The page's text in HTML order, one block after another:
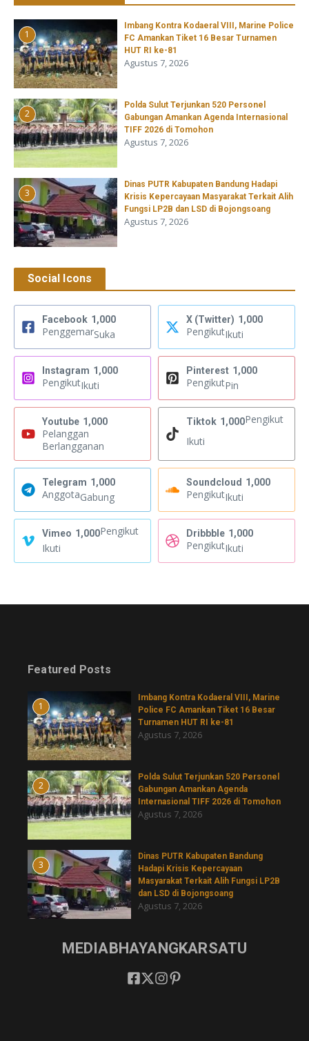
1
Imbang Kontra Kodaeral VIII, Marine Police
FC Amankan Tiket 16 Besar Turnamen
HUT RI ke-81
Agustus 7, 2026
2
​Polda Sulut Terjunkan 520 Personel
Gabungan Amankan Agenda Internasional
TIFF 2026 di Tomohon
Agustus 7, 2026
3
Dinas PUTR Kabupaten Bandung Hadapi
Krisis Kepercayaan Masyarakat Terkait Alih
Fungsi LP2B dan LSD di Bojongsoang
Agustus 7, 2026
Social Icons
Facebook 1,000
PenggemarSuka
X (Twitter) 1,000
PengikutIkuti
Instagram 1,000
PengikutIkuti
Pinterest 1,000
PengikutPin
Youtube 1,000
Pelanggan
Berlangganan
Tiktok 1,000Pengikut
Ikuti
Telegram 1,000
AnggotaGabung
Soundcloud 1,000
PengikutIkuti
Vimeo 1,000Pengikut
Ikuti
Dribbble 1,000
PengikutIkuti
Featured Posts
1
Imbang Kontra Kodaeral VIII, Marine
Police FC Amankan Tiket 16 Besar
Turnamen HUT RI ke-81
Agustus 7, 2026
2
​Polda Sulut Terjunkan 520 Personel
Gabungan Amankan Agenda
Internasional TIFF 2026 di Tomohon
Agustus 7, 2026
3
Dinas PUTR Kabupaten Bandung
Hadapi Krisis Kepercayaan
Masyarakat Terkait Alih Fungsi LP2B
dan LSD di Bojongsoang
Agustus 7, 2026
MEDIABHAYANGKARSATU